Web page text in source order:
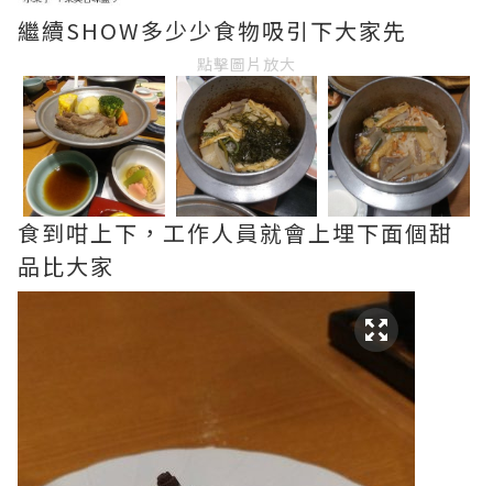
繼續SHOW多少少食物吸引下大家先
點擊圖片放大
食到咁上下，工作人員就會上埋下面個甜
品比大家